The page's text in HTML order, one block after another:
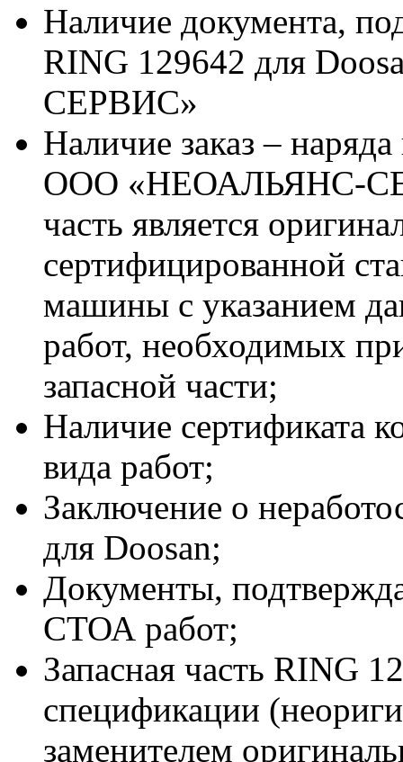
Наличие документа,
RING 129642 для
СЕРВИС»
Наличие заказ –
ООО «НЕОАЛЬЯНС-
часть является
сертифицированной
машины с указанием
работ, необходимых
запасной части;
Наличие сертификата
вида работ;
Заключение о
для Doosan;
Документы,
СТОА работ;
Запасная часть RING
спецификации
заменителем